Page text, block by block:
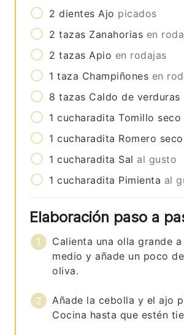
2 dientes Ajo picados
2 tazas Zanahorias en
2 tazas Apio en rodajas
1 taza Champiñones en
8 tazas Caldo de verduras
1 cucharadita Tomillo seco
1 cucharadita Romero seco
1 cucharadita Sal al gusto
1 cucharadita Pimienta al
Elaboración paso a
Calienta una olla grande
medio y añade un poco
oliva.
Añade la cebolla y el ajo
Cocina hasta que estén